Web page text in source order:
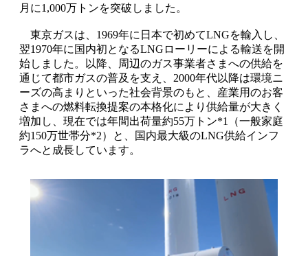
月に1,000万トンを突破しました。
東京ガスは、1969年に日本で初めてLNGを輸入し、
翌1970年に国内初となるLNGローリーによる輸送を開
始しました。以降、周辺のガス事業者さまへの供給を
通じて都市ガスの普及を支え、2000年代以降は環境ニ
ーズの高まりといった社会背景のもと、産業用のお客
さまへの燃料転換提案の本格化により供給量が大きく
増加し、現在では年間出荷量約55万トン*1（一般家庭
約150万世帯分*2）と、国内最大級のLNG供給インフ
ラへと成長しています。